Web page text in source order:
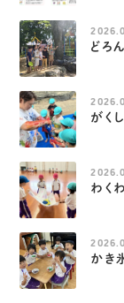
どろ
がく
わく
かき